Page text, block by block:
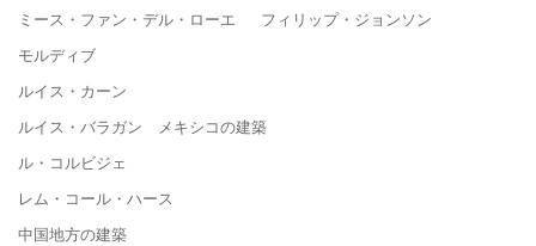
ミース・ファン・デル・ローエ フィリップ・ジョンソン
モルディブ
ルイス・カーン
ルイス・バラガン メキシコの建築
ル・コルビジェ
レム・コール・ハース
中国地方の建築